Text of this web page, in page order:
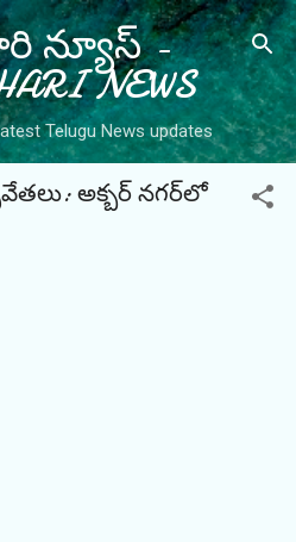
main content
న్యూస్ -
NEWS
Telugu News updates
అక్బర్ నగర్‌లో